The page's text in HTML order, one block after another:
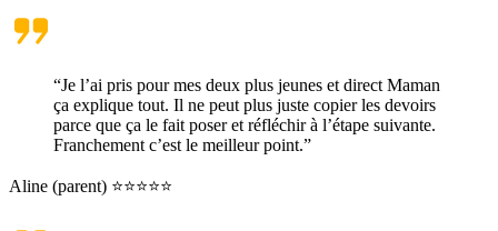
“Je l’ai pris pour mes deux plus jeunes et direct Maman
ça explique tout. Il ne peut plus juste copier les devoirs
parce que ça le fait poser et réfléchir à l’étape suivante.
Franchement c’est le meilleur point.”
Aline (parent) ⭐⭐⭐⭐⭐